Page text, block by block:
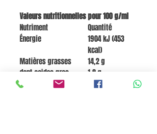
Valeurs nutritionnelles pour 100 g/ml
Nutriment
Quantité
Énergie
1904 kJ (453
kcal)
Matières grasses
14,2 g
dont acides gras
saturés
1,8 g